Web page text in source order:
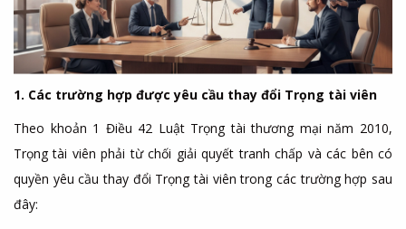
1. Các trường hợp được yêu cầu thay đổi Trọng tài viên
Theo khoản 1 Điều 42 Luật Trọng tài thương mại năm 2010,
Trọng tài viên phải từ chối giải quyết tranh chấp và các bên có
quyền yêu cầu thay đổi Trọng tài viên trong các trường hợp sau
đây: